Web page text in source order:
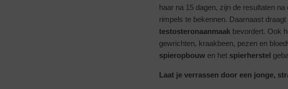
haar na 15 dagen, zijn de resultaten
rimpels te bekennen. Daarnaast
testosteronaanmaak bevordert. Ook
gewrichten, kraakbeen, pezen en
spieropbouw en het spierherstel
Laat je verrassen door een jonge,